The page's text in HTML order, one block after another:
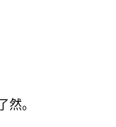
然。